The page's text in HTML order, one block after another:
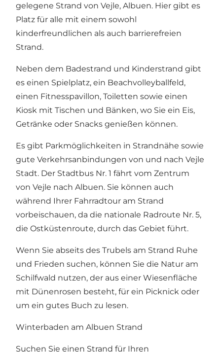
gelegene Strand von Vejle, Albuen. Hier gibt es
Platz für alle mit einem sowohl
kinderfreundlichen als auch barrierefreien
Strand.
Neben dem Badestrand und Kinderstrand gibt
es einen Spielplatz, ein Beachvolleyballfeld,
einen Fitnesspavillon, Toiletten sowie einen
Kiosk mit Tischen und Bänken, wo Sie ein Eis,
Getränke oder Snacks genießen können.
Es gibt Parkmöglichkeiten in Strandnähe sowie
gute Verkehrsanbindungen von und nach Vejle
Stadt. Der Stadtbus Nr. 1 fährt vom Zentrum
von Vejle nach Albuen. Sie können auch
während Ihrer Fahrradtour am Strand
vorbeischauen, da die nationale Radroute Nr. 5,
die Ostküstenroute, durch das Gebiet führt.
Wenn Sie abseits des Trubels am Strand Ruhe
und Frieden suchen, können Sie die Natur am
Schilfwald nutzen, der aus einer Wiesenfläche
mit Dünenrosen besteht, für ein Picknick oder
um ein gutes Buch zu lesen.
Winterbaden am Albuen Strand
Suchen Sie einen Strand für Ihren